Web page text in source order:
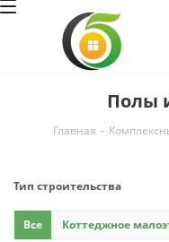
Полы
Главная -
Тип строительства
Все Коттеджное